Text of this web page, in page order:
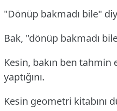
"Dönüp bakmadı bile"
Bak, "dönüp bakmadı
Kesin, bakın ben tahmin
yaptığını.
Kesin geometri kitabını